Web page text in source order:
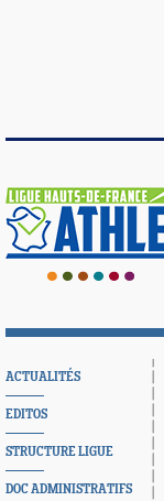
ACTUALITÉS
EDITOS
STRUCTURE LIGUE
DOC ADMINISTRATIFS